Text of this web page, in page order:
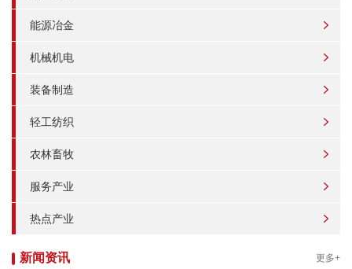
能源冶金
机械机电
装备制造
轻工纺织
农林畜牧
服务产业
热点产业
新闻资讯 更多+